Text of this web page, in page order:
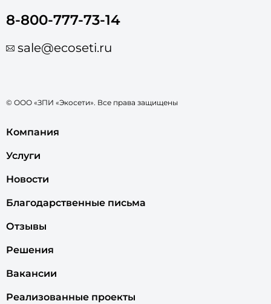
8-800-777-73-14
sale@ecoseti.ru
© ООО «ЗПИ «Экосети». Все права защищены
Компания
Услуги
Новости
Благодарственные письма
Отзывы
Решения
Вакансии
Реализованные проекты